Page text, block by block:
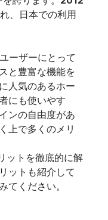
、日本での利用
と豊富な機能を
人気のあるホー
にも使いやす
ンの自由度があ
上で多くのメリ
ットを徹底的に解
ットも紹介して
てください。